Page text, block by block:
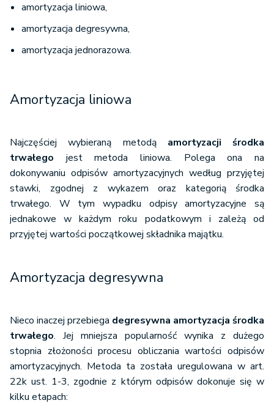
amortyzacja liniowa,
amortyzacja degresywna,
amortyzacja jednorazowa.
Amortyzacja liniowa
Najczęściej wybieraną metodą amortyzacji środka
trwałego jest metoda liniowa. Polega ona na
dokonywaniu odpisów amortyzacyjnych według przyjętej
stawki, zgodnej z wykazem oraz kategorią środka
trwałego. W tym wypadku odpisy amortyzacyjne są
jednakowe w każdym roku podatkowym i zależą od
przyjętej wartości początkowej składnika majątku.
Amortyzacja degresywna
Nieco inaczej przebiega degresywna amortyzacja środka
trwałego. Jej mniejsza popularność wynika z dużego
stopnia złożoności procesu obliczania wartości odpisów
amortyzacyjnych. Metoda ta została uregulowana w art.
22k ust. 1-3, zgodnie z którym odpisów dokonuje się w
kilku etapach: